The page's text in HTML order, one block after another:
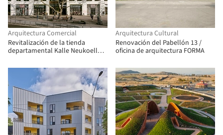
Arquitectura Comercial
Revitalización de la tienda
departamental Kalle Neukoelln /
Arquitectura Cultural
Renovación del Pabellón 13 /
oficina de arquitectura FORMA